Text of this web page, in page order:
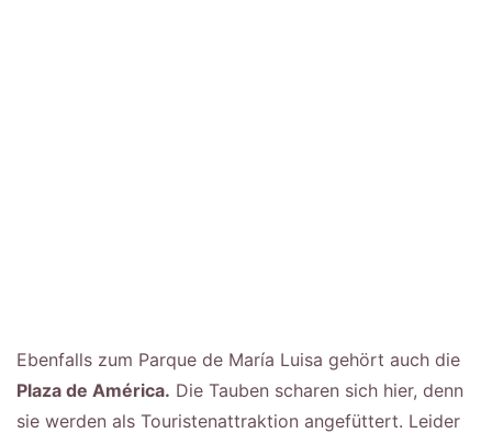
Ebenfalls zum Parque de María Luisa gehört auch die
Plaza de América. Die Tauben scharen sich hier, denn
sie werden als Touristenattraktion angefüttert. Leider